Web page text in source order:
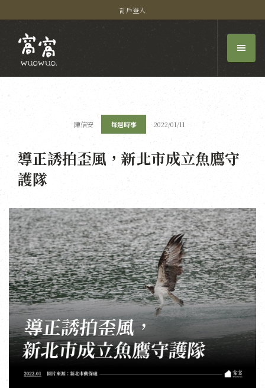
訂戶登入
陳信安 每週時事 2022/01/11
導正誘拍歪風，新北市成立魚鷹守
護隊